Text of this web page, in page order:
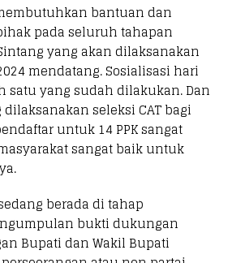
bantuan dan
pada seluruh tahapan
yang akan dilaksanakan
mendatang. Sosialisasi hari
satu yang sudah dilakukan. Dan
seleksi CAT bagi
untuk 14 PPK sangat
sangat baik untuk
berada di tahap
bukti dukungan
Bupati dan Wakil Bupati